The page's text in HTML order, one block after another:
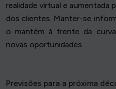
realidade virtual e aumentada
dos clientes. Manter-se
o mantém à frente da
novas oportunidades.
Previsões para a próxima